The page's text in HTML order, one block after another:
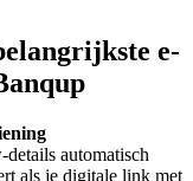
e-
automatisch
als je digitale link met